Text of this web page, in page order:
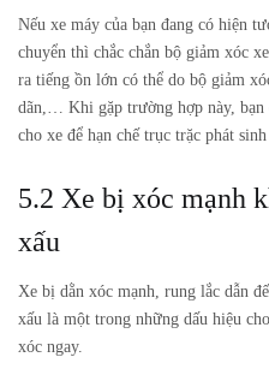
Nếu xe máy của bạn đang có hiện
chuyển thì chắc chắn bộ giảm xóc
ra tiếng ồn lớn có thể do bộ giảm
dãn,… Khi gặp trường hợp này, bạn
cho xe để hạn chế trục trặc phát
5.2 Xe bị xóc mạnh
xấu
Xe bị dằn xóc mạnh, rung lắc dẫn
xấu là một trong những dấu hiệu
xóc ngay.